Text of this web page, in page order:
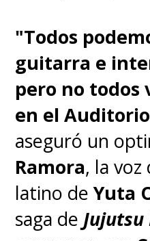
uno de los
todavía no se
será su rol en
grabando voces
La historia, que
action en el
los eventos que
"Todos
guitarra e
pero no todos
en el
aseguró un
Ramora, la
latino deYuta
saga de Jujutsu